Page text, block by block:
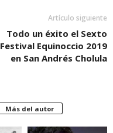
Artículo siguiente
Todo un éxito el Sexto
Festival Equinoccio 2019
en San Andrés Cholula
Más del autor